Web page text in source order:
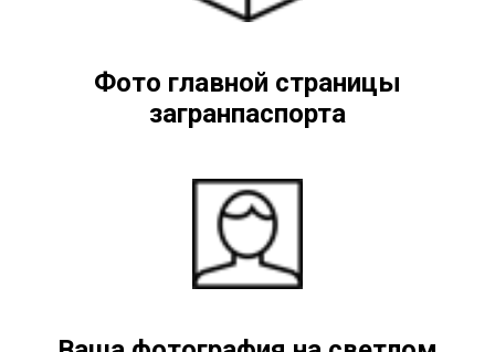
Фото главной страницы
загранпаспорта